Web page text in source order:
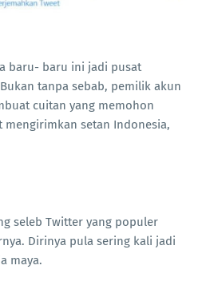
baru- baru ini jadi pusat
tanpa sebab, pemilik akun
cuitan yang memohon
mengirimkan setan Indonesia,
seleb Twitter yang populer
Dirinya pula sering kali jadi
maya.